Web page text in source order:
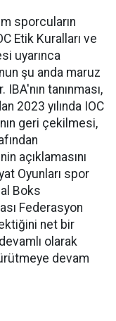
sporcuların
Etik Kuralları ve
uyarınca
şu anda maruz
tanınması,
2023 yılında IOC
geri çekilmesi,
açıklamasını
Oyunları spor
Boks
Federasyon
net bir
olarak
devam